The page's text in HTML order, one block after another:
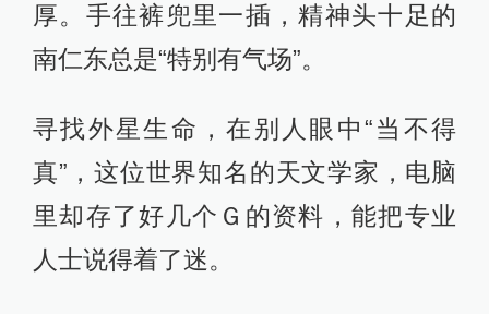
厚。手往裤兜里一插，精神头十足的
南仁东总是“特别有气场”。
寻找外星生命，在别人眼中“当不得
真”，这位世界知名的天文学家，电脑
里却存了好几个Ｇ的资料，能把专业
人士说得着了迷。